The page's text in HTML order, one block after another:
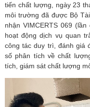
tiến chất lượng, ngày 23
môi trường đã được Bộ
nhận VIMCERTS 069
hoạt động dịch vụ quan
công tác duy trì, đánh giá
số phân tích về chất
tích, giám sát chất lượng